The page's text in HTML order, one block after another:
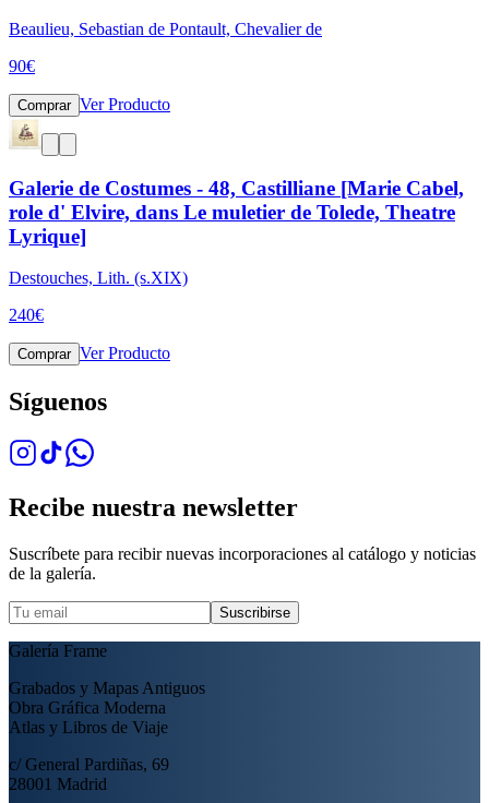
Beaulieu, Sebastian de Pontault, Chevalier de
90€
Comprar Ver Producto
Galerie de Costumes - 48, Castilliane [Marie Cabel,
role d' Elvire, dans Le muletier de Tolede, Theatre
Lyrique]
Destouches, Lith. (s.XIX)
240€
Comprar Ver Producto
Síguenos
Recibe nuestra newsletter
Suscríbete para recibir nuevas incorporaciones al catálogo y noticias
de la galería.
Suscribirse
Galería Frame
Grabados y Mapas Antiguos
Obra Gráfica Moderna
Atlas y Libros de Viaje
c/ General Pardiñas, 69
28001 Madrid